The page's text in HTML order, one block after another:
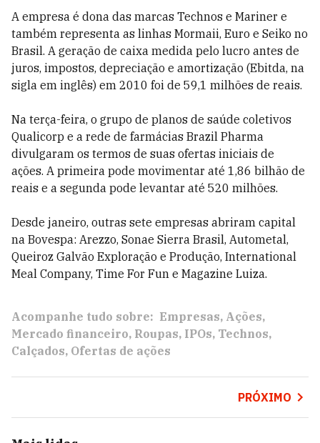
A empresa é dona das marcas Technos e Mariner e
também representa as linhas Mormaii, Euro e Seiko no
Brasil. A geração de caixa medida pelo lucro antes de
juros, impostos, depreciação e amortização (Ebitda, na
sigla em inglês) em 2010 foi de 59,1 milhões de reais.
Na terça-feira, o grupo de planos de saúde coletivos
Qualicorp e a rede de farmácias Brazil Pharma
divulgaram os termos de suas ofertas iniciais de
ações. A primeira pode movimentar até 1,86 bilhão de
reais e a segunda pode levantar até 520 milhões.
Desde janeiro, outras sete empresas abriram capital
na Bovespa: Arezzo, Sonae Sierra Brasil, Autometal,
Queiroz Galvão Exploração e Produção, International
Meal Company, Time For Fun e Magazine Luiza.
Acompanhe tudo sobre: Empresas Ações
Mercado financeiro Roupas IPOs Technos
Calçados Ofertas de ações
PRÓXIMO